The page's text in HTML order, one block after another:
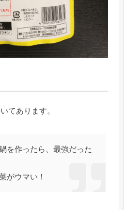
てあります。
を作ったら、最強だった
がウマい！